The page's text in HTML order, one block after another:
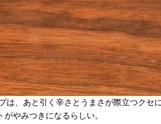
、あと引く辛さとうまさが際立つクセ
やみつきになるらしい。